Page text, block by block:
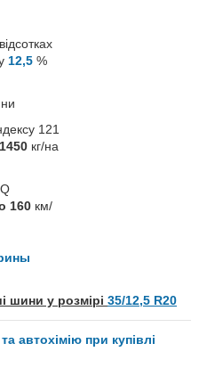
12,5 %
121
кг/на
160 км/
шини у розмірі 35/12,5 R20
автохімію при купівлі